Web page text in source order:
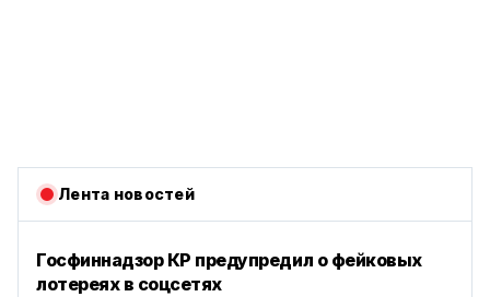
Лента новостей
Госфиннадзор КР предупредил о фейковых
лотереях в соцсетях